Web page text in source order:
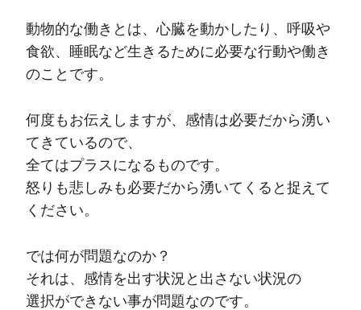
動物的な働きとは、心臓を動かしたり、呼吸や
食欲、睡眠など生きるために必要な行動や働き
のことです。
何度もお伝えしますが、感情は必要だから湧い
てきているので、
全てはプラスになるものです。
怒りも悲しみも必要だから湧いてくると捉えて
ください。
では何が問題なのか？
それは、感情を出す状況と出さない状況の
選択ができない事が問題なのです。